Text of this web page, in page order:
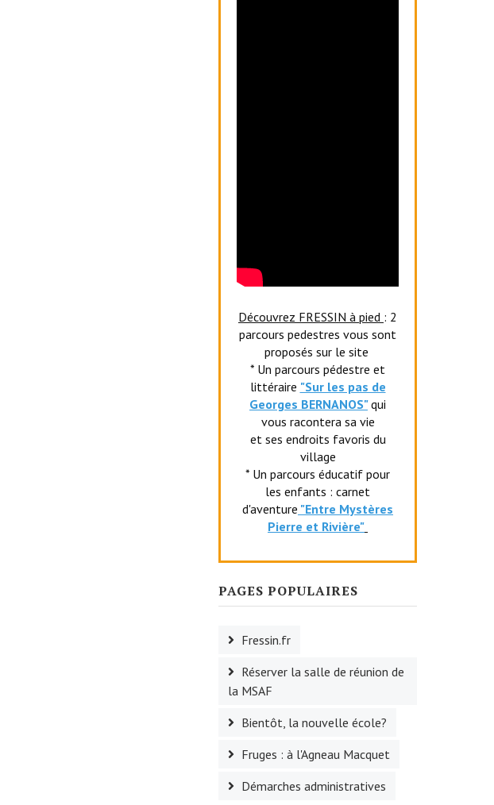
Découvrez FRESSIN à pied : 2
parcours pedestres vous sont
proposés sur le site
* Un parcours pédestre et
littéraire "Sur les pas de
Georges BERNANOS" qui
vous racontera sa vie
et ses endroits favoris du
village
* Un parcours éducatif pour
les enfants : carnet
d'aventure "Entre Mystères
Pierre et Rivière"
PAGES POPULAIRES
Fressin.fr
Réserver la salle de réunion de
la MSAF
Bientôt, la nouvelle école?
Fruges : à l'Agneau Macquet
Démarches administratives